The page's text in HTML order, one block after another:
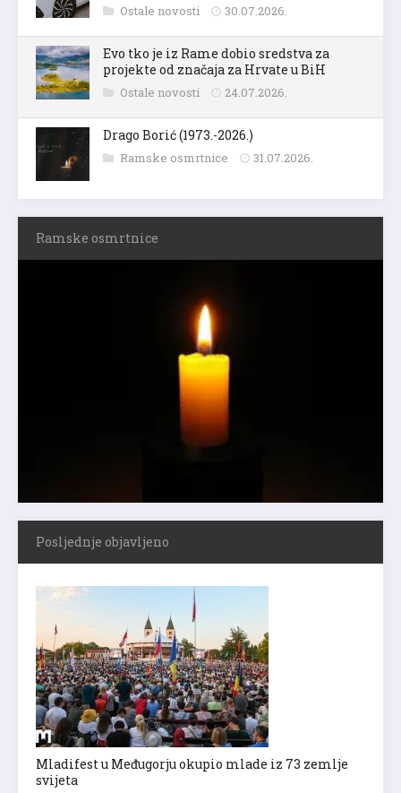
Ostale novosti 30.07.2026.
Evo tko je iz Rame dobio sredstva za
projekte od značaja za Hrvate u BiH
Ostale novosti 24.07.2026.
Drago Borić (1973.-2026.)
Ramske osmrtnice 31.07.2026.
Ramske osmrtnice
Posljednje objavljeno
Mladifest u Međugorju okupio mlade iz 73 zemlje
svijeta